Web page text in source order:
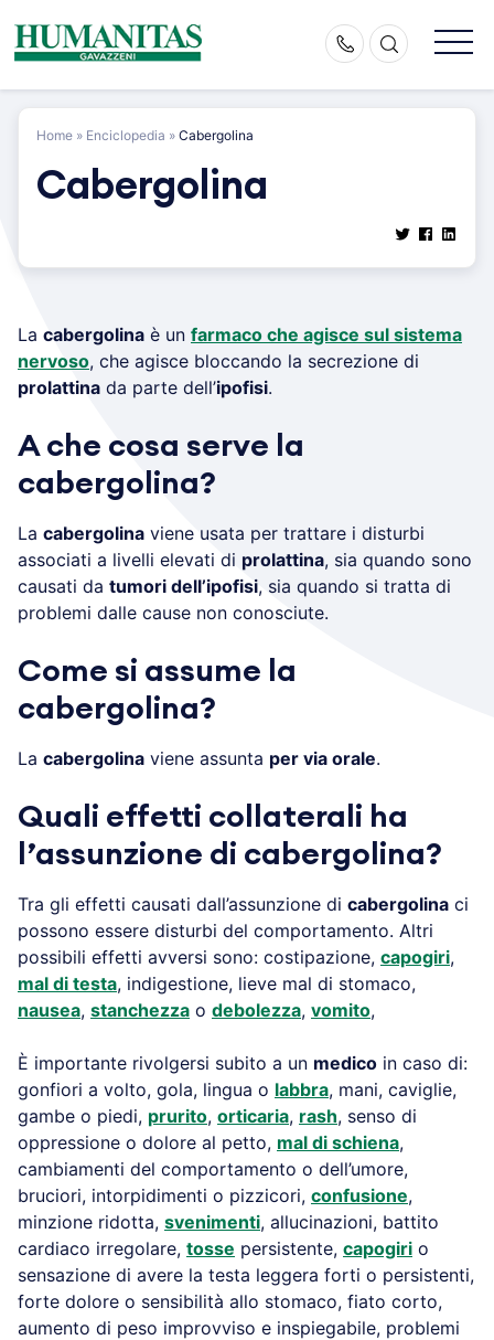
content
Home » Enciclopedia » Cabergolina
Cabergolina
La cabergolina è un farmaco che agisce sul sistema
nervoso, che agisce bloccando la secrezione di
prolattina da parte dell’ipofisi.
A che cosa serve la
cabergolina?
La cabergolina viene usata per trattare i disturbi
associati a livelli elevati di prolattina, sia quando sono
causati da tumori dell’ipofisi, sia quando si tratta di
problemi dalle cause non conosciute.
Come si assume la
cabergolina?
La cabergolina viene assunta per via orale.
Quali effetti collaterali ha
l’assunzione di cabergolina?
Tra gli effetti causati dall’assunzione di cabergolina ci
possono essere disturbi del comportamento. Altri
possibili effetti avversi sono: costipazione, capogiri,
mal di testa, indigestione, lieve mal di stomaco,
nausea, stanchezza o debolezza, vomito,
È importante rivolgersi subito a un medico in caso di:
gonfiori a volto, gola, lingua o labbra, mani, caviglie,
gambe o piedi, prurito, orticaria, rash, senso di
oppressione o dolore al petto, mal di schiena,
cambiamenti del comportamento o dell’umore,
bruciori, intorpidimenti o pizzicori, confusione,
minzione ridotta, svenimenti, allucinazioni, battito
cardiaco irregolare, tosse persistente, capogiri o
sensazione di avere la testa leggera forti o persistenti,
forte dolore o sensibilità allo stomaco, fiato corto,
aumento di peso improvviso e inspiegabile, problemi